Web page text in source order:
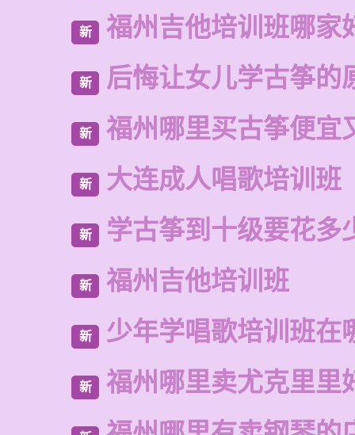
新 福州吉他培训班哪家
新 后悔让女儿学古筝的
新 福州哪里买古筝便宜
新 大连成人唱歌培训班
新 学古筝到十级要花多
新 福州吉他培训班
新 少年学唱歌培训班在
新 福州哪里卖尤克里里